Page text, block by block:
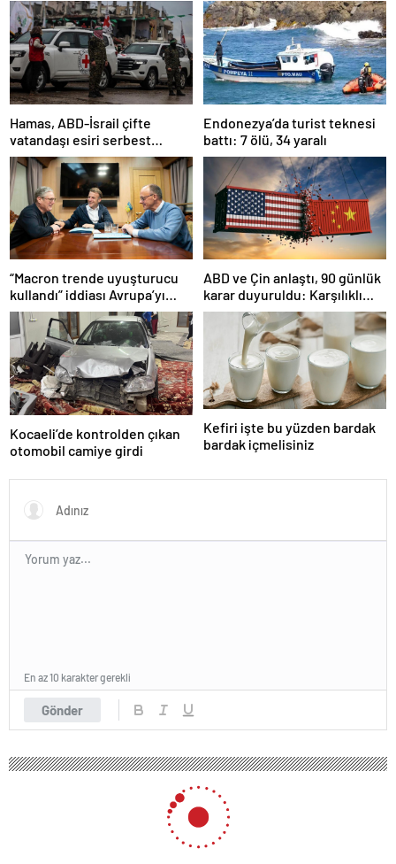
Hamas, ABD-İsrail çifte
vatandaşı esiri serbest
bırakacağını duyurdu
Endonezya’da turist teknesi
battı: 7 ölü, 34 yaralı
“Macron trende uyuşturucu
kullandı” iddiası Avrupa’yı
karıştırmıştı: Fransa’dan
“peçeteli” yalanlama geldi!
ABD ve Çin anlaştı, 90 günlük
karar duyuruldu: Karşılıklı
tarife indirimi geldi!
Kocaeli’de kontrolden çıkan
otomobil camiye girdi
Kefiri işte bu yüzden bardak
bardak içmelisiniz
Gönder
En az 10 karakter gerekli